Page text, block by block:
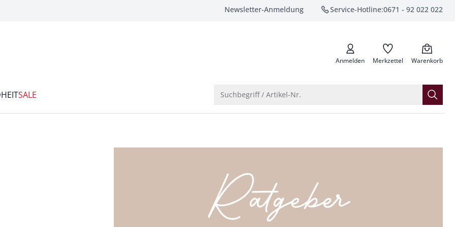
Newsletter-Anmeldung Service-Hotline:0671 - 92 022 022
anrufen
Anmelden Merkzettel Warenkorb
SALE Suchbegriff / Artikel-Nr.
Ratgeber